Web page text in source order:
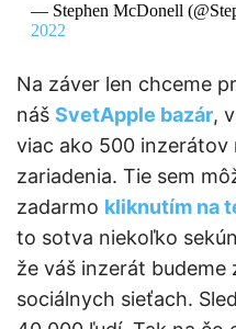
— Stephen McDonell
2022
Na záver len chceme
náš SvetApple bazár,
viac ako 500 inzerátov
zariadenia. Tie sem
zadarmo kliknutím na
to sotva niekoľko
že váš inzerát budeme
sociálnych sieťach.